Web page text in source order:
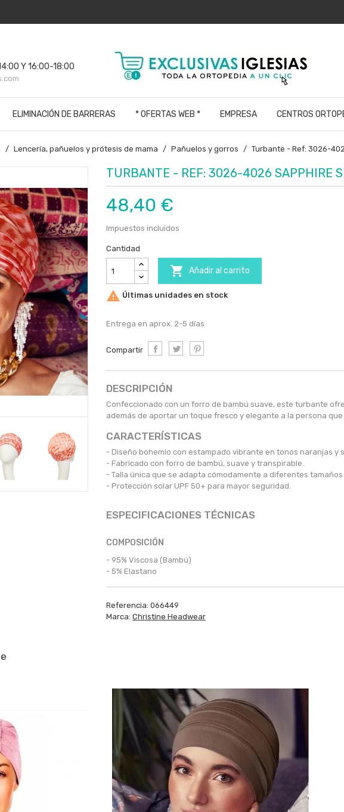
Y 16:00-18:00
ELIMINACIÓN DE BARRERAS * OFERTAS WEB * EMPRESA CENTROS
Lencería, pañuelos y prótesis de mama Pañuelos y gorros Turbante - Ref: 3026-
TURBANTE - REF: 3026-4026 SAPPHIRE
48,40 €
Impuestos incluidos
Cantidad
 Añadir al carrito
 Últimas unidades en stock
Entrega en aprox. 2-5 días
Compartir
DESCRIPCIÓN
Confeccionado con un forro de bambú suave, este turbante
además de aportar un toque fresco y elegante a la persona
CARACTERÍSTICAS
- Diseño bohemio con estampado vibrante en tonos naranjas y
- Fabricado con forro de bambú, suave y transpirable.
- Talla única que se adapta cómodamente a diferentes
- Protección solar UPF 50+ para mayor seguridad.
ESPECIFICACIONES TÉCNICAS
COMPOSICIÓN
- 95% Viscosa (Bambú)
- 5% Elastano
Referencia: 066449
Marca: Christine Headwear